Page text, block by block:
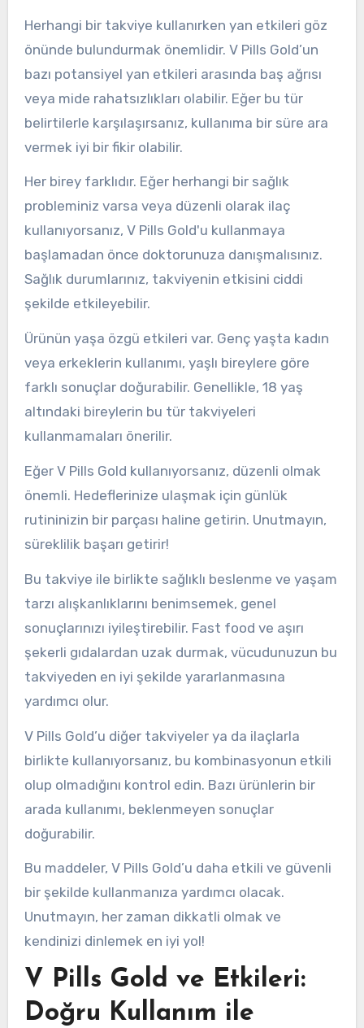
Herhangi bir takviye kullanırken yan etkileri göz
önünde bulundurmak önemlidir. V Pills Gold’un
bazı potansiyel yan etkileri arasında baş ağrısı
veya mide rahatsızlıkları olabilir. Eğer bu tür
belirtilerle karşılaşırsanız, kullanıma bir süre ara
vermek iyi bir fikir olabilir.
Her birey farklıdır. Eğer herhangi bir sağlık
probleminiz varsa veya düzenli olarak ilaç
kullanıyorsanız, V Pills Gold'u kullanmaya
başlamadan önce doktorunuza danışmalısınız.
Sağlık durumlarınız, takviyenin etkisini ciddi
şekilde etkileyebilir.
Ürünün yaşa özgü etkileri var. Genç yaşta kadın
veya erkeklerin kullanımı, yaşlı bireylere göre
farklı sonuçlar doğurabilir. Genellikle, 18 yaş
altındaki bireylerin bu tür takviyeleri
kullanmamaları önerilir.
Eğer V Pills Gold kullanıyorsanız, düzenli olmak
önemli. Hedeflerinize ulaşmak için günlük
rutininizin bir parçası haline getirin. Unutmayın,
süreklilik başarı getirir!
Bu takviye ile birlikte sağlıklı beslenme ve yaşam
tarzı alışkanlıklarını benimsemek, genel
sonuçlarınızı iyileştirebilir. Fast food ve aşırı
şekerli gıdalardan uzak durmak, vücudunuzun bu
takviyeden en iyi şekilde yararlanmasına
yardımcı olur.
V Pills Gold’u diğer takviyeler ya da ilaçlarla
birlikte kullanıyorsanız, bu kombinasyonun etkili
olup olmadığını kontrol edin. Bazı ürünlerin bir
arada kullanımı, beklenmeyen sonuçlar
doğurabilir.
Bu maddeler, V Pills Gold’u daha etkili ve güvenli
bir şekilde kullanmanıza yardımcı olacak.
Unutmayın, her zaman dikkatli olmak ve
kendinizi dinlemek en iyi yol!
V Pills Gold ve Etkileri:
Doğru Kullanım ile